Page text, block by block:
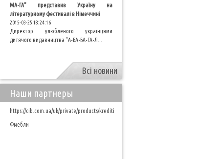
МА-ГА" представив Україну на
літературному фестивалі в Німеччині
2015-03-25 18:24:16
Директор улюбленого українцями
дитячого видавництва "А-БА-БА-ГА-Л...
Всі новини
Наши партнеры
https://cib.com.ua/uk/private/products/krediti
Фмебли